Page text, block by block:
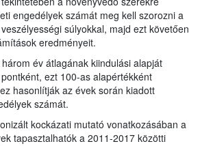
engedélyek számát meg kell szorozni a
súlyokkal, majd ezt követően
eredményeit.
év átlagának kiindulási alapját
ezt 100-as alapértékként
hasonlítják az évek során kiadott
számát.
kockázati mutató vonatkozásában a
tapasztalhatók a 2011-2017 közötti